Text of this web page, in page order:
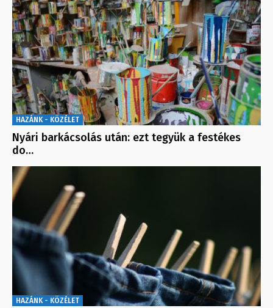
HAZÁNK - KÖZÉLET
Nyári barkácsolás után: ezt tegyük a festékes
do…
HAZÁNK - KÖZÉLET